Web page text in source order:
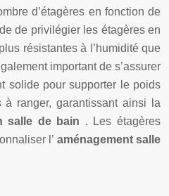
d’étagères en fonction de
de privilégier les étagères en
résistantes à l’humidité que
important de s’assurer
solide pour supporter le poids
ranger, garantissant ainsi la
salle de bain . Les étagères
l’ aménagement salle